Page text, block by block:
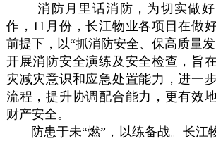
消防月里话消防，为切实做好
作，11月份，长江物业各项目在做
前提下，以“抓消防安全、保高质量
开展消防安全演练及安全检查，旨
灾减灾意识和应急处置能力，进一
流程，提升协调配合能力，更有效
财产安全。
防患于未“燃”，以练备战。长江